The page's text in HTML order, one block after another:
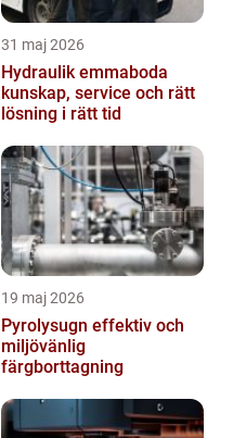
31 maj 2026
Hydraulik emmaboda
kunskap, service och rätt
lösning i rätt tid
19 maj 2026
Pyrolysugn effektiv och
miljövänlig
färgborttagning